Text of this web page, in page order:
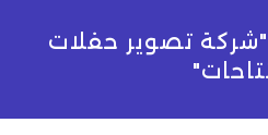
Tag "شركة تصوير حفلات